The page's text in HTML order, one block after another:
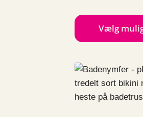
Vælg
vare
varianter.